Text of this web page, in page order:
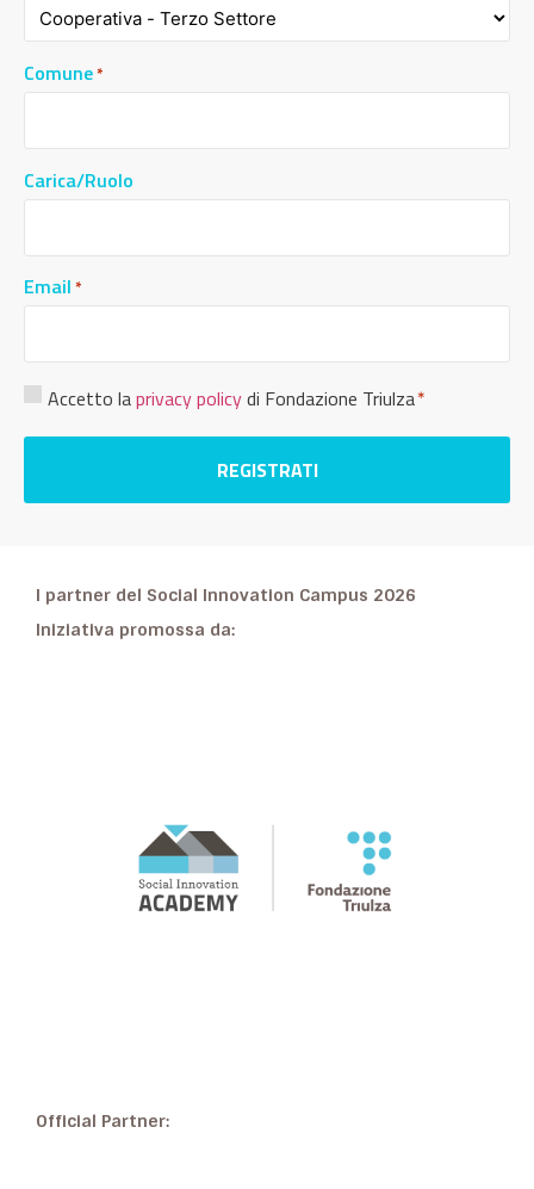
Comune*
Carica/Ruolo
Email *
Consenso
Accetto laprivacy policydi Fondazione Triulza*
I partner del Social Innovation Campus 2026
Iniziativa promossa da:
Official Partner: